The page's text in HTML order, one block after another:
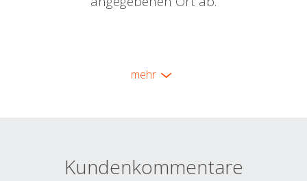
mehr
Kundenkommentare